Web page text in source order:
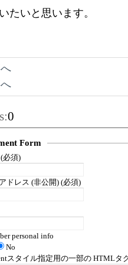
たいと思います。
0
Form
必須)
ドレス (非公開) (必須)
personal info
No
スタイル指定用の一部の HTMLタ